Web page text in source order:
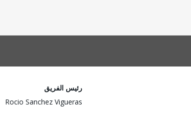
رئيس الفريق
Rocio Sanchez Vigueras